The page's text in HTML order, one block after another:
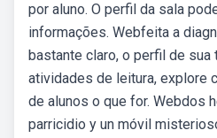
por aluno. O perfil da sala
informações. Webfeita a
bastante claro, o perfil de sua
atividades de leitura, explore
de alunos o que for. Webdos
parricidio y un móvil